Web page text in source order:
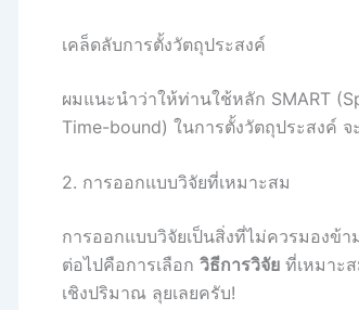
เคล็ดลับการตั้งวัตถุประสงค์
ผมแนะนำว่าให้ท่านใช้หลัก SMART
Time-bound) ในการตั้งวัตถุประสงค์
2. การออกแบบวิจัยที่เหมาะสม
การออกแบบวิจัยเป็นสิ่งที่ไม่ควรมองข้
ต่อไปคือการเลือก วิธีการวิจัย ที่เหมาะ
เชิงปริมาณ ลุยเลยครับ!